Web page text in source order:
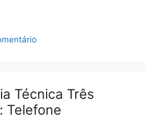
Técnica Três
Telefone